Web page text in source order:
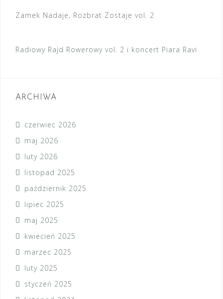
Zamek Nadaje, Rozbrat Zostaje vol. 2
Radiowy Rajd Rowerowy vol. 2 i koncert Piara Ravi
ARCHIWA
czerwiec 2026
maj 2026
luty 2026
listopad 2025
październik 2025
lipiec 2025
maj 2025
kwiecień 2025
marzec 2025
luty 2025
styczeń 2025